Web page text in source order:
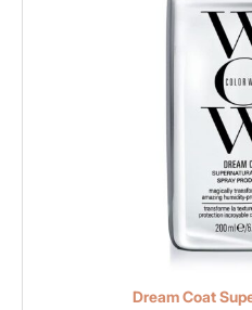
Dream Coat